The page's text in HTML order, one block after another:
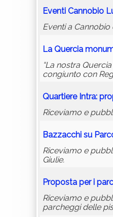
Eventi Cannobio
Eventi a
La Quercia
“La nostra
congiunto con
Quartiere Intra:
Riceviamo e
Bazzacchi su
Riceviamo e
Giulie.
Proposta per i
Riceviamo e
parcheggi delle